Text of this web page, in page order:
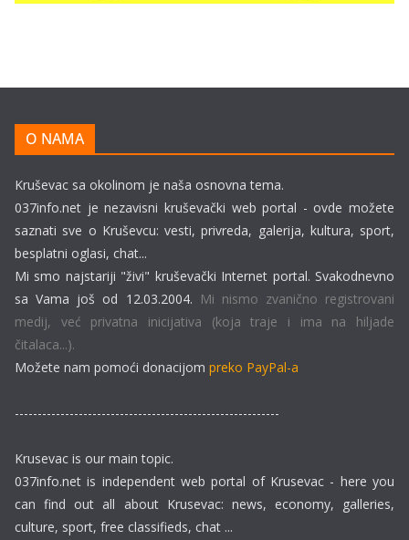
O NAMA
Kruševac sa okolinom je naša osnovna tema.
037info.net je nezavisni kruševački web portal - ovde možete
saznati sve o Kruševcu: vesti, privreda, galerija, kultura, sport,
besplatni oglasi, chat...
Mi smo najstariji "živi" kruševački Internet portal. Svakodnevno
sa Vama još od 12.03.2004. Mi nismo zvanično registrovani
medij, već privatna inicijativa (koja traje i ima na hiljade
čitalaca...).
Možete nam pomoći donacijom preko PayPal-a
----------------------------------------------------------
Krusevac is our main topic.
037info.net is independent web portal of Krusevac - here you
can find out all about Krusevac: news, economy, galleries,
culture, sport, free classifieds, chat ...